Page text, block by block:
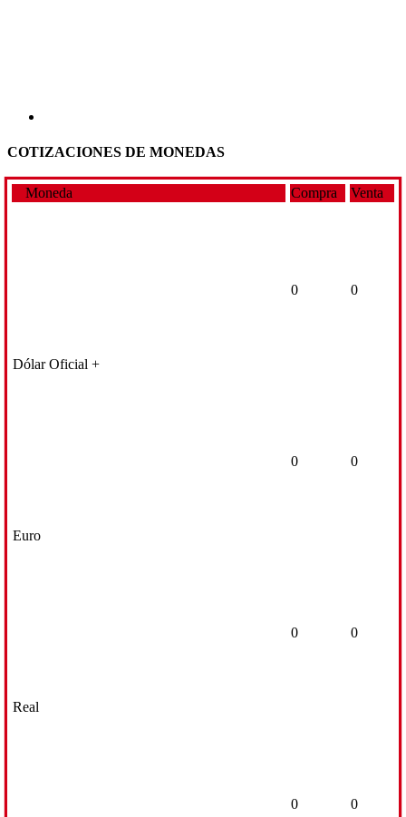
COTIZACIONES DE MONEDAS
Moneda Compra Venta
Dólar Oficial +
0 0
Euro
0 0
Real
0 0
0 0